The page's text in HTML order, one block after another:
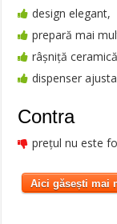
design elegant,
prepară mai
râșniță
dispenser
Contra
prețul nu este
Aici găsești mai